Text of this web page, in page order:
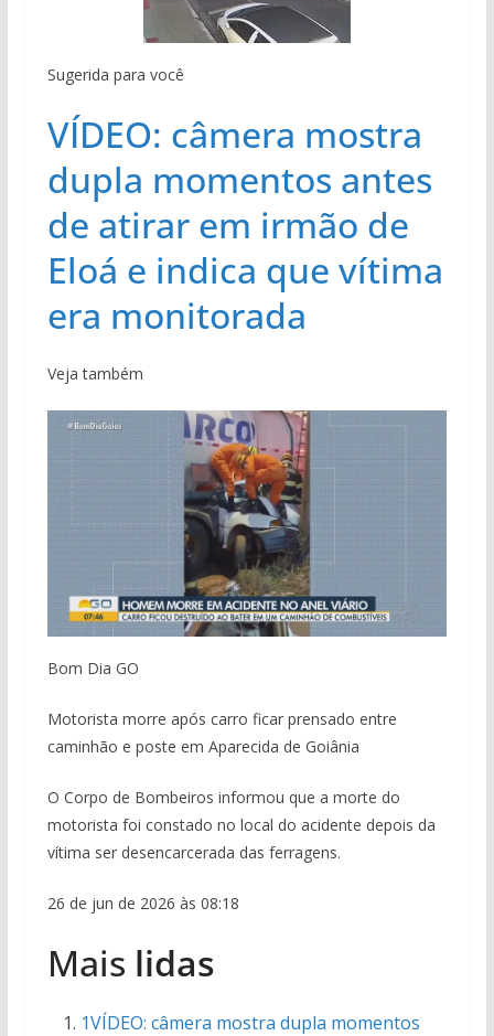
Sugerida para você
VÍDEO: câmera mostra
dupla momentos antes
de atirar em irmão de
Eloá e indica que vítima
era monitorada
Veja também
Bom Dia GO
Motorista morre após carro ficar prensado entre
caminhão e poste em Aparecida de Goiânia
O Corpo de Bombeiros informou que a morte do
motorista foi constado no local do acidente depois da
vítima ser desencarcerada das ferragens.
26 de jun de 2026 às 08:18
Mais lidas
1VÍDEO: câmera mostra dupla momentos